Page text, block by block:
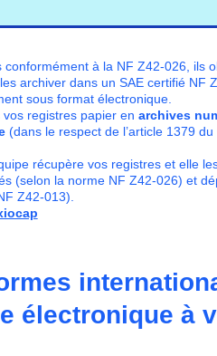
à la NF Z42-026, ils
archiver dans un SAE certifié NF
sous format électronique.
registres papier en archives
(dans le respect de l’article 1379 du
récupère vos registres et elle
(selon la norme NF Z42-026) et
Z42-013).
électronique à